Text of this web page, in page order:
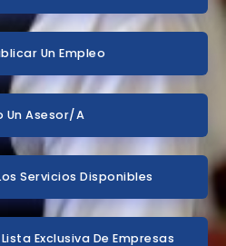
Un Empleo
Un Asesor/a
Servicios Disponibles
Exclusiva De Empresas